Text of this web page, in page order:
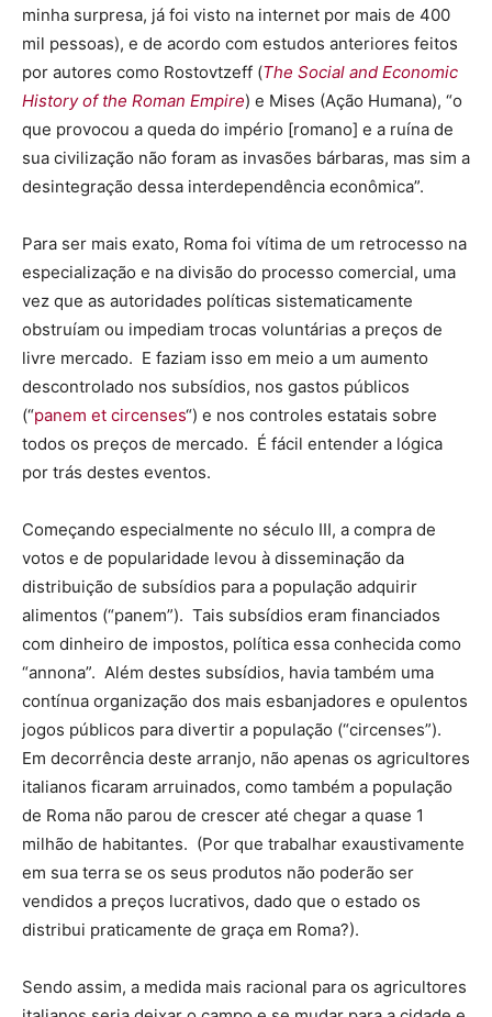
minha surpresa, já foi visto na internet por mais de 400
mil pessoas), e de acordo com estudos anteriores feitos
por autores como Rostovtzeff (The Social and Economic
History of the Roman Empire) e Mises (Ação Humana), “o
que provocou a queda do império [romano] e a ruína de
sua civilização não foram as invasões bárbaras, mas sim a
desintegração dessa interdependência econômica”.
Para ser mais exato, Roma foi vítima de um retrocesso na
especialização e na divisão do processo comercial, uma
vez que as autoridades políticas sistematicamente
obstruíam ou impediam trocas voluntárias a preços de
livre mercado. E faziam isso em meio a um aumento
descontrolado nos subsídios, nos gastos públicos
(“panem et circenses“) e nos controles estatais sobre
todos os preços de mercado. É fácil entender a lógica
por trás destes eventos.
Começando especialmente no século III, a compra de
votos e de popularidade levou à disseminação da
distribuição de subsídios para a população adquirir
alimentos (“panem”). Tais subsídios eram financiados
com dinheiro de impostos, política essa conhecida como
“annona”. Além destes subsídios, havia também uma
contínua organização dos mais esbanjadores e opulentos
jogos públicos para divertir a população (“circenses”).
Em decorrência deste arranjo, não apenas os agricultores
italianos ficaram arruinados, como também a população
de Roma não parou de crescer até chegar a quase 1
milhão de habitantes. (Por que trabalhar exaustivamente
em sua terra se os seus produtos não poderão ser
vendidos a preços lucrativos, dado que o estado os
distribui praticamente de graça em Roma?).
Sendo assim, a medida mais racional para os agricultores